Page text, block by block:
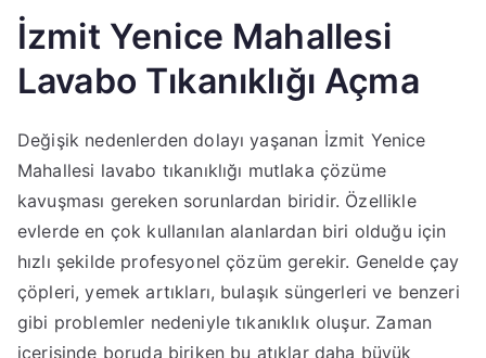
İzmit Yenice Mahallesi
Lavabo Tıkanıklığı Açma
Değişik nedenlerden dolayı yaşanan İzmit Yenice
Mahallesi lavabo tıkanıklığı mutlaka çözüme
kavuşması gereken sorunlardan biridir. Özellikle
evlerde en çok kullanılan alanlardan biri olduğu için
hızlı şekilde profesyonel çözüm gerekir. Genelde çay
çöpleri, yemek artıkları, bulaşık süngerleri ve benzeri
gibi problemler nedeniyle tıkanıklık oluşur. Zaman
içerisinde boruda biriken bu atıklar daha büyük